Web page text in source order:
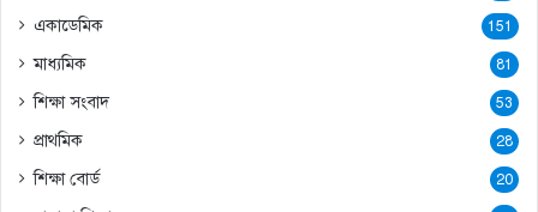
একাডেমিক 151
মাধ্যমিক 81
শিক্ষা সংবাদ 53
প্রাথমিক 28
শিক্ষা বোর্ড 20